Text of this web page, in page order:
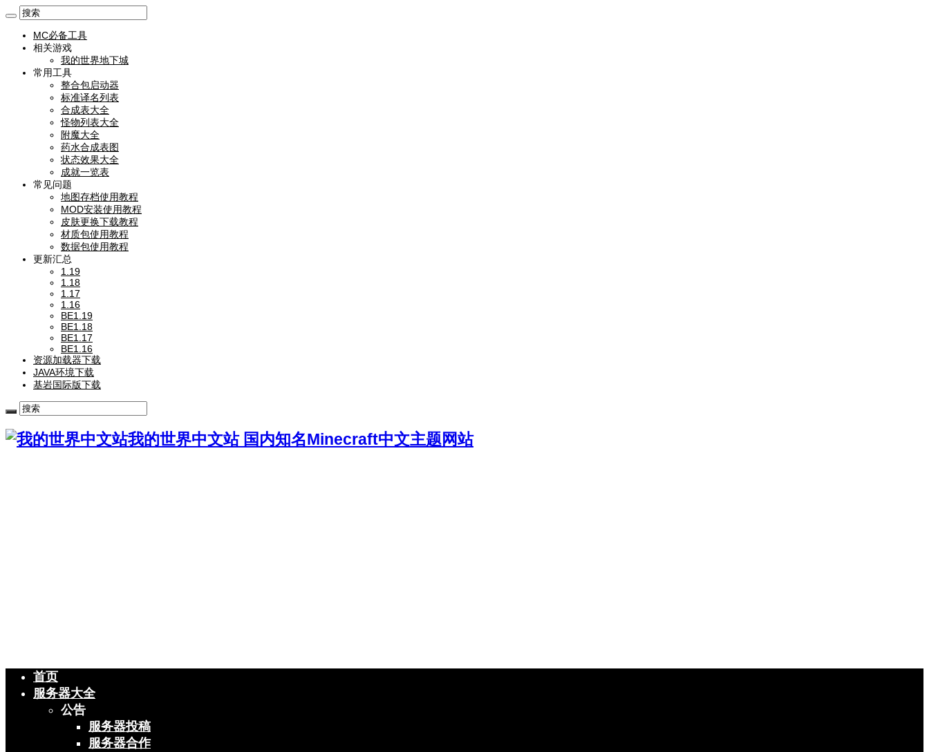
MC必备工具
相关游戏
我的世界地下城
常用工具
整合包启动器
标准译名列表
合成表大全
怪物列表大全
附魔大全
药水合成表图
状态效果大全
成就一览表
常见问题
地图存档使用教程
MOD安装使用教程
皮肤更换下载教程
材质包使用教程
数据包使用教程
更新汇总
1.19
1.18
1.17
1.16
BE1.19
BE1.18
BE1.17
BE1.16
资源加载器下载
JAVA环境下载
基岩国际版下载
我的世界中文站 国内知名Minecraft中文主题网站
首页
服务器大全
公告
服务器投稿
服务器合作